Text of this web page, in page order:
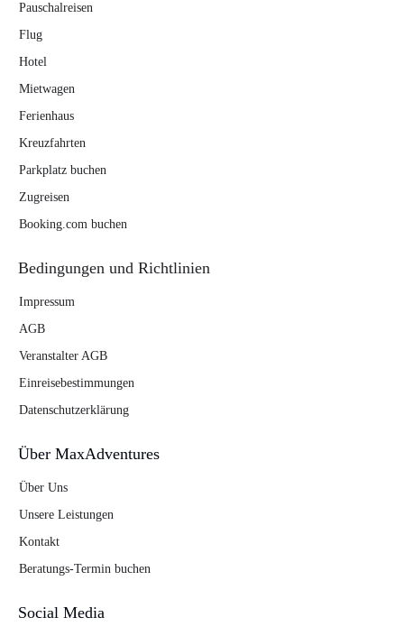
Pauschalreisen
Flug
Hotel
Mietwagen
Ferienhaus
Kreuzfahrten
Parkplatz buchen
Zugreisen
Booking.com buchen
Bedingungen und Richtlinien
Impressum
AGB
Veranstalter AGB
Einreisebestimmungen
Datenschutzerklärung
Über MaxAdventures
Über Uns
Unsere Leistungen
Kontakt
Beratungs-Termin buchen
Social Media